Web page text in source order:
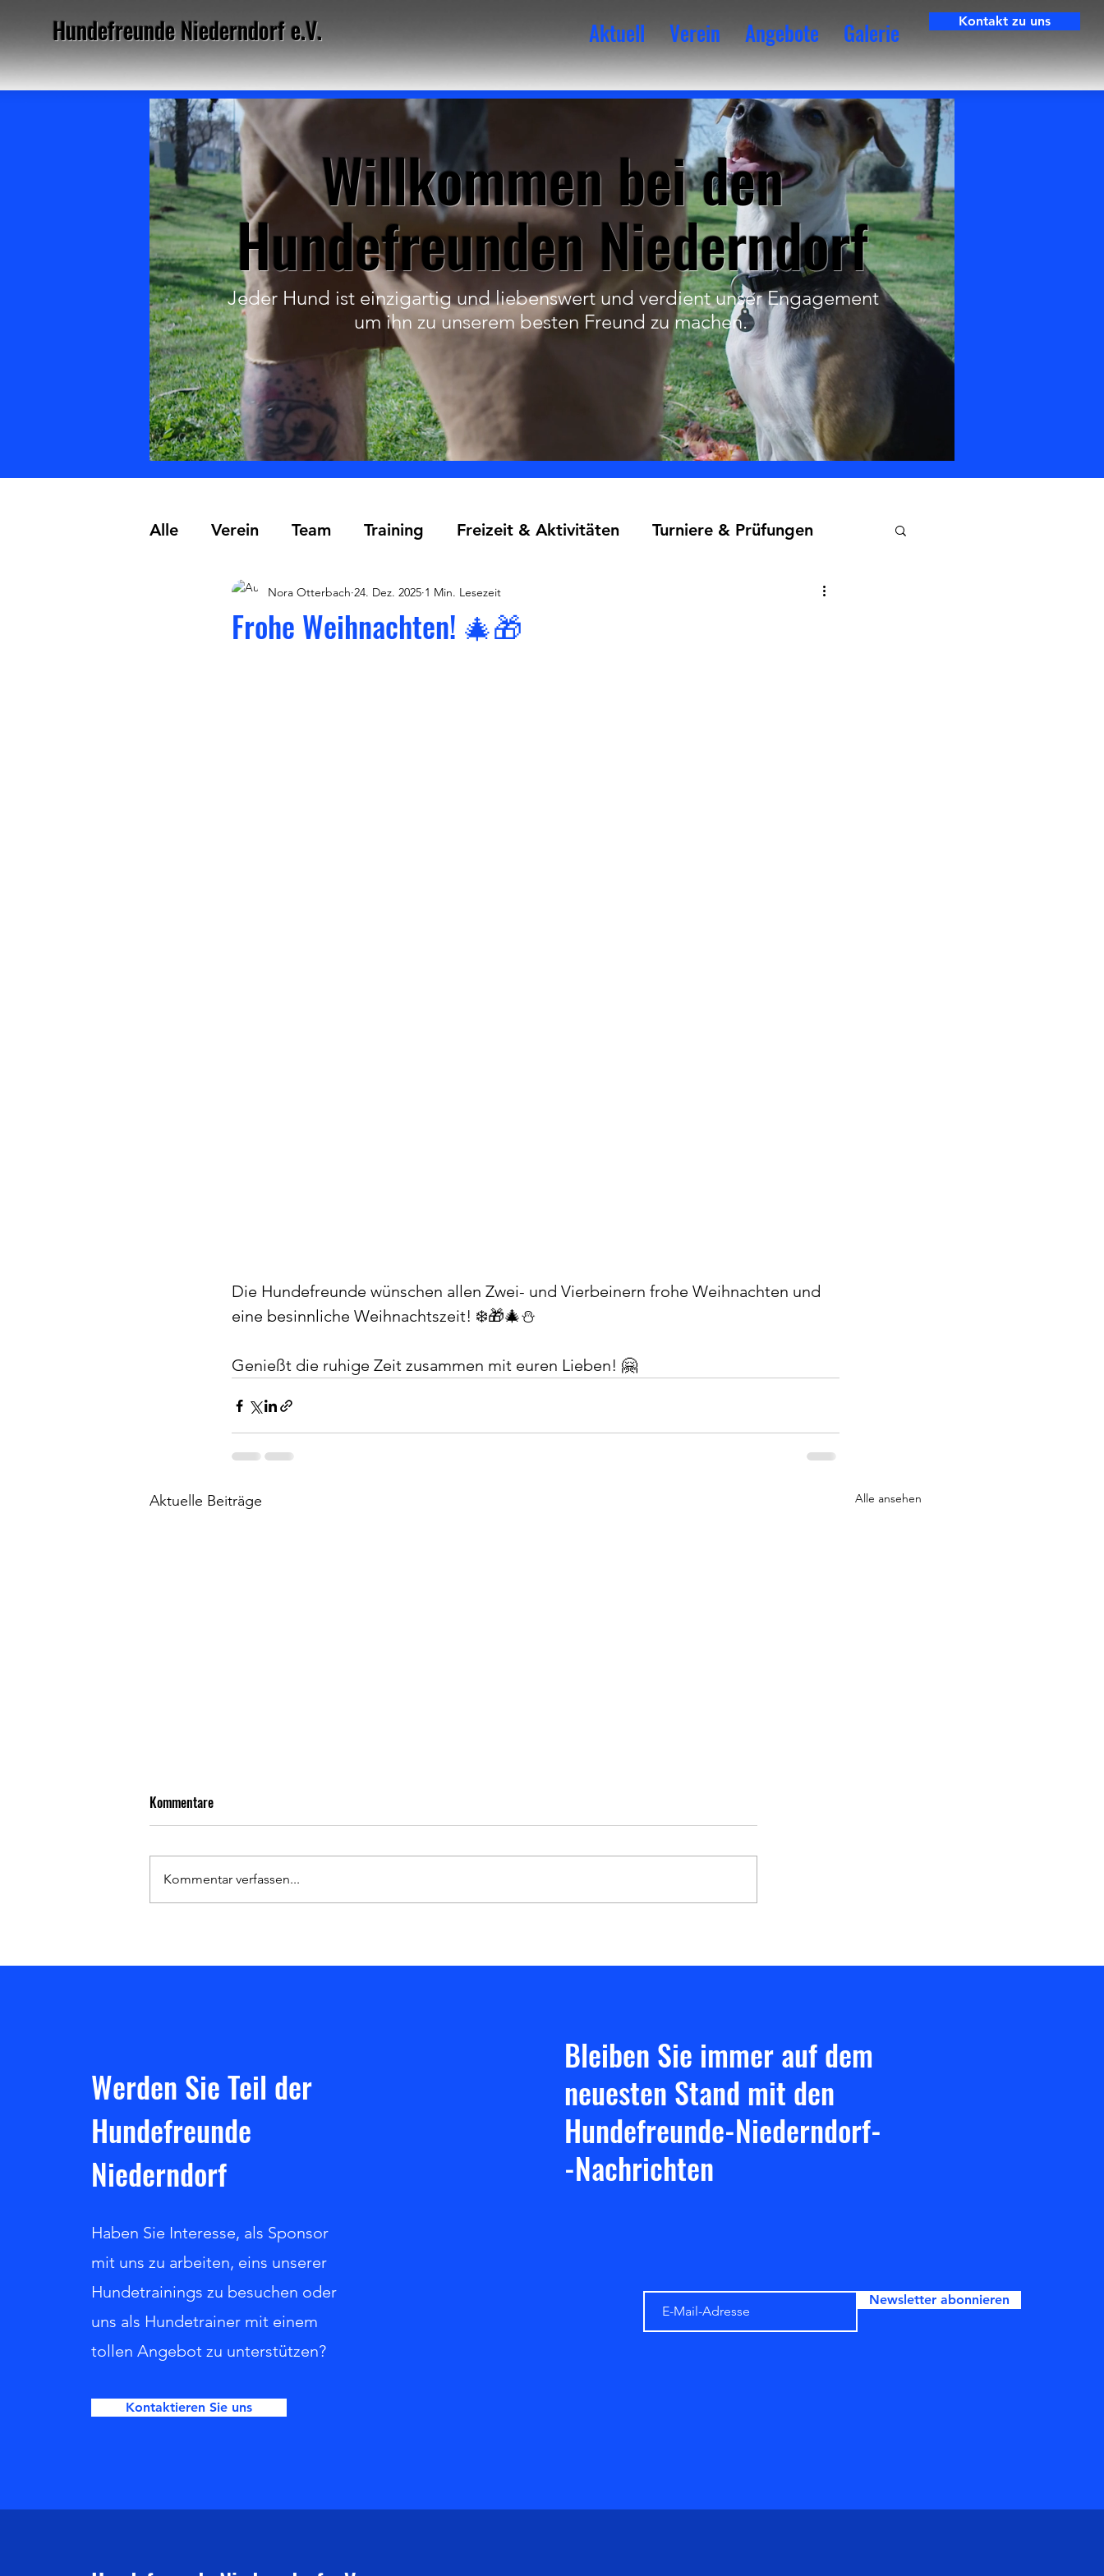
Hundefreunde Niederndorf e.V. Aktuell Verein Angebote Galerie Kontakt zu uns
Alle Verein Team Training Freizeit & Aktivitäten Turniere & Prüfungen
Frohe Weihnachten! 🎄🎁
Nora Otterbach 24. Dez. 2025 1 Min. Lesezeit
Die Hundefreunde wünschen allen Zwei- und Vierbeinern frohe Weihnachten und
eine besinnliche Weihnachtszeit! ❄️🎁🎄⛄
Genießt die ruhige Zeit zusammen mit euren Lieben! 🤗
Aktuelle Beiträge Alle ansehen
Kommentare
Kommentar verfassen...
Willkommen bei den
Hundefreunden Niederndorf
Jeder Hund ist einzigartig und liebenswert und verdient unser Engagement
um ihn zu unserem besten Freund zu machen.
Werden Sie Teil der
Hundefreunde
Niederndorf
Haben Sie Interesse, als Sponsor
mit uns zu arbeiten, eins unserer
Hundetrainings zu besuchen oder
uns als Hundetrainer mit einem
tollen Angebot zu unterstützen?
Kontaktieren Sie uns
Bleiben Sie immer auf dem
neuesten Stand mit den
Hundefreunde-Niederndorf-
-Nachrichten
Newsletter abonnieren